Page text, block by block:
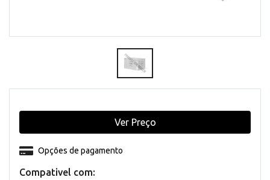
Compativel com:
Opções de pagamento
Ver Preço